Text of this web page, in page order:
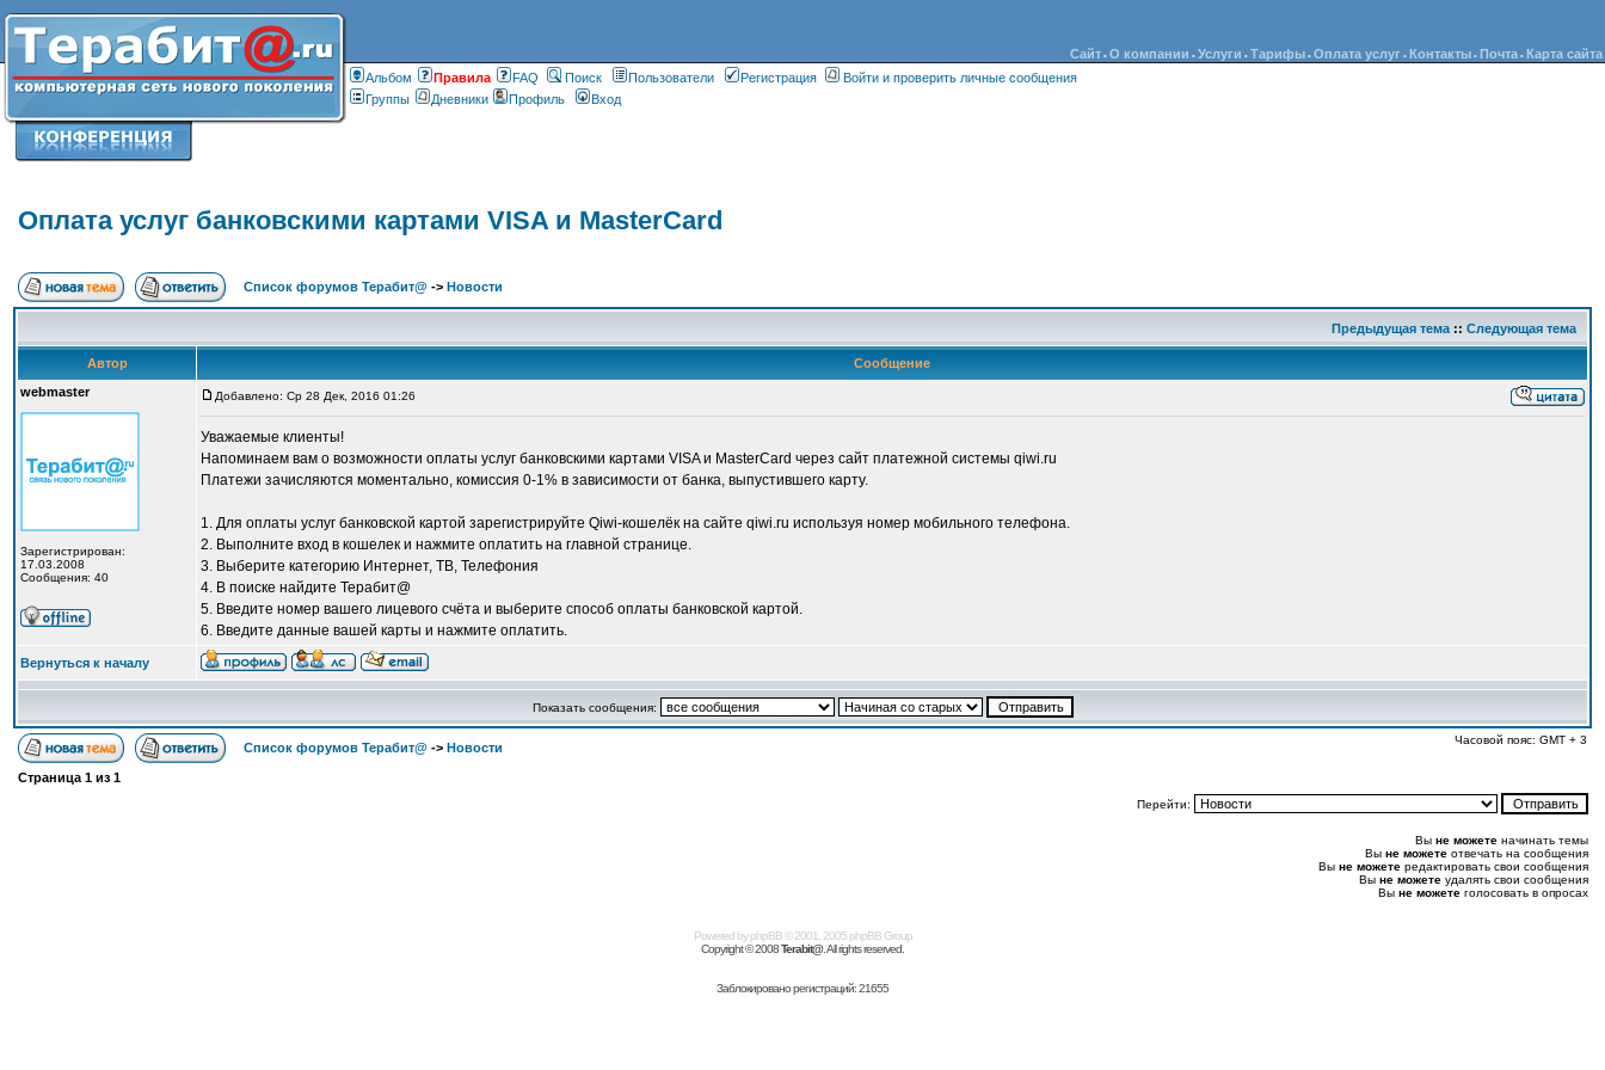
Сайт • О компании • Услуги • Тарифы • Оплата услуг • Контакты • Почта • Карта сайта
Альбом
Правилa FAQ Поиск Пользователи Регистрация
Войти и проверить личные сообщения
Группы
Дневники Профиль Вход
Оплата услуг банковскими картами VISA и MasterCard
Список форумов Терабит@ -> Новости
Предыдущая тема :: Следующая тема
Автор
Сообщение
webmaster
Зарегистрирован:
17.03.2008
Сообщения: 40
Добавлено: Ср 28 Дек, 2016 01:26
Уважаемые клиенты!
Напоминаем вам о возможности оплаты услуг банковскими картами VISA и MasterCard через сайт платежной системы qiwi.ru
Платежи зачисляются моментально, комиссия 0-1% в зависимости от банка, выпустившего карту.
1. Для оплаты услуг банковской картой зарегистрируйте Qiwi-кошелёк на сайте qiwi.ru используя номер мобильного телефона.
2. Выполните вход в кошелек и нажмите оплатить на главной странице.
3. Выберите категорию Интернет, ТВ, Телефония
4. В поиске найдите Терабит@
5. Введите номер вашего лицевого счёта и выберите способ оплаты банковской картой.
6. Введите данные вашей карты и нажмите оплатить.
Вернуться к началу
Показать сообщения:
Список форумов Терабит@ -> Новости
Часовой пояс: GMT + 3
Страница 1 из 1
Перейти:
Вы не можете начинать темы
Вы не можете отвечать на сообщения
Вы не можете редактировать свои сообщения
Вы не можете удалять свои сообщения
Вы не можете голосовать в опросах
Powered byphpBB© 2001, 2005 phpBB Group
Copyright © 2008Terabit@. All rights reserved.
Заблокировано регистраций: 21655